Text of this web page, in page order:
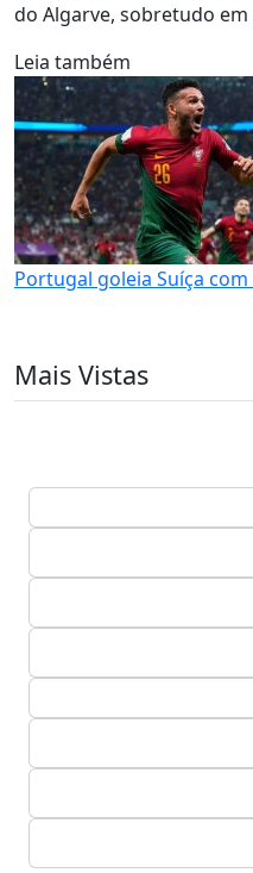
do Algarve, sobretudo em
Leia também
Portugal goleia Suíça
Mais Vistas